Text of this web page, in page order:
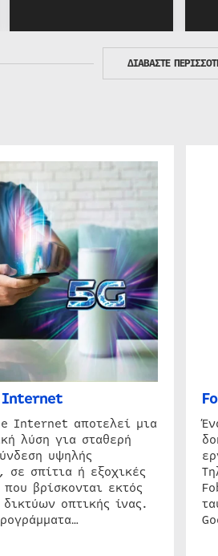
ΔΙΑΒΑΣΤΕ
Internet
Internet αποτελεί μια
λύση για σταθερή
υψηλής
σε σπίτια ή εξοχικές
που βρίσκονται εκτός
οπτικής ίνας.